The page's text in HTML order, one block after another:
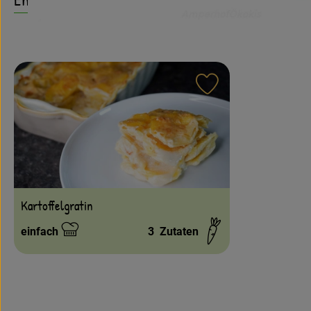
Kartoffelgratin
Schwierigkeit:
einfach 3 Zutaten